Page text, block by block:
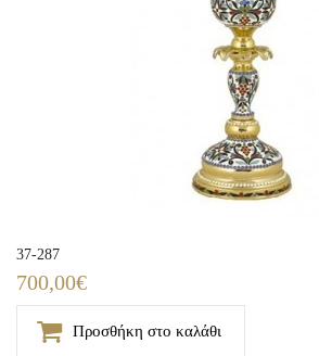
37-287
700,00€
Προσθήκη στο καλάθι